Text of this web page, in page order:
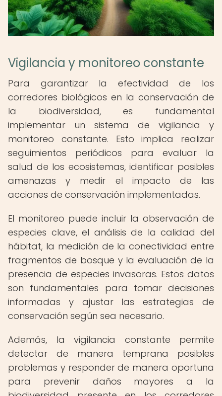
Vigilancia y monitoreo constante
Para garantizar la efectividad de los
corredores biológicos en la conservación de
la biodiversidad, es fundamental
implementar un sistema de vigilancia y
monitoreo constante. Esto implica realizar
seguimientos periódicos para evaluar la
salud de los ecosistemas, identificar posibles
amenazas y medir el impacto de las
acciones de conservación implementadas.
El monitoreo puede incluir la observación de
especies clave, el análisis de la calidad del
hábitat, la medición de la conectividad entre
fragmentos de bosque y la evaluación de la
presencia de especies invasoras. Estos datos
son fundamentales para tomar decisiones
informadas y ajustar las estrategias de
conservación según sea necesario.
Además, la vigilancia constante permite
detectar de manera temprana posibles
problemas y responder de manera oportuna
para prevenir daños mayores a la